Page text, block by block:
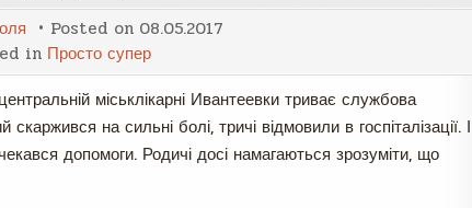
Posted on 08.05.2017
in Просто супер
міськлікарні Ивантеевки триває службова
скаржився на сильні болі, тричі відмовили в госпіталізації. І
допомоги. Родичі досі намагаються зрозуміти, що